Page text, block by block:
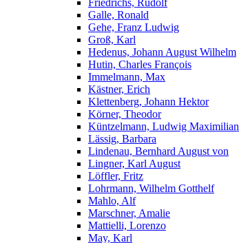
Friedrichs, Rudolf
Galle, Ronald
Gehe, Franz Ludwig
Groß, Karl
Hedenus, Johann August Wilhelm
Hutin, Charles François
Immelmann, Max
Kästner, Erich
Klettenberg, Johann Hektor
Körner, Theodor
Küntzelmann, Ludwig Maximilian
Lässig, Barbara
Lindenau, Bernhard August von
Lingner, Karl August
Löffler, Fritz
Lohrmann, Wilhelm Gotthelf
Mahlo, Alf
Marschner, Amalie
Mattielli, Lorenzo
May, Karl